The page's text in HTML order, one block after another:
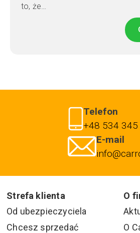
to, że…
Telefon
+48 534 345
E-mail
Strefa klienta
O
Od ubezpieczyciela
Chcesz sprzedać
O